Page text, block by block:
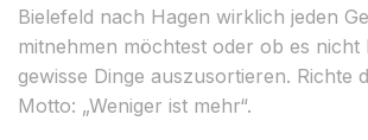
Bielefeld nach Hagen wirklich jeden
mitnehmen möchtest oder ob es nicht
gewisse Dinge auszusortieren. Richte
Motto: „Weniger ist mehr“.